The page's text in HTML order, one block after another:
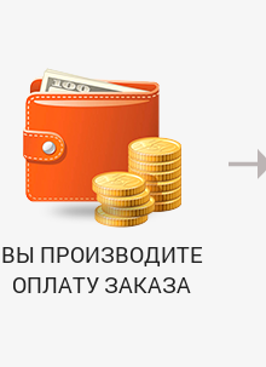
ВЫ ПРОИЗВОДИТЕ
ОПЛАТУ ЗАКАЗА